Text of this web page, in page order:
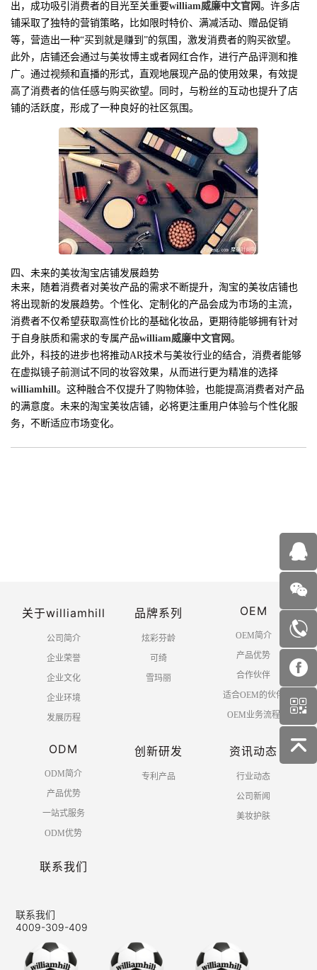
出，成功吸引消费者的目光至关重要william威廉中文官网。许多店
铺采取了独特的营销策略，比如限时特价、满减活动、赠品促销
等，营造出一种“买到就是赚到”的氛围，激发消费者的购买欲望。
此外，店铺还会通过与美妆博主或者网红合作，进行产品评测和推
广。通过视频和直播的形式，直观地展现产品的使用效果，有效提
高了消费者的信任感与购买欲望。同时，与粉丝的互动也提升了店
铺的活跃度，形成了一种良好的社区氛围。
四、未来的美妆淘宝店铺发展趋势
未来，随着消费者对美妆产品的需求不断提升，淘宝的美妆店铺也
将出现新的发展趋势。个性化、定制化的产品会成为市场的主流，
消费者不仅希望获取高性价比的基础化妆品，更期待能够拥有针对
于自身肤质和需求的专属产品william威廉中文官网。
此外，科技的进步也将推动AR技术与美妆行业的结合，消费者能够
在虚拟镜子前测试不同的妆容效果，从而进行更为精准的选择
williamhill。这种融合不仅提升了购物体验，也能提高消费者对产品
的满意度。未来的淘宝美妆店铺，必将更注重用户体验与个性化服
务，不断适应市场变化。
关于williamhill
公司简介
企业荣誉
企业文化
企业环境
发展历程
品牌系列
炫彩芬龄
可绮
雪玛丽
OEM
OEM简介
产品优势
合作伙伴
适合OEM的伙伴
OEM业务流程
ODM
ODM简介
产品优势
一站式服务
ODM优势
创新研发
专利产品
资讯动态
行业动态
公司新闻
美妆护肤
联系我们
联系我们
4009-309-409